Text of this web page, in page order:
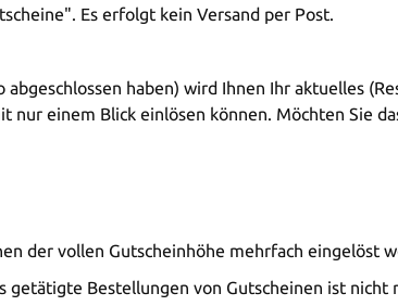
Es erfolgt kein Versand per Post.
haben) wird Ihnen Ihr aktuelles
nur einem Blick einlösen können. Möchten Sie
der vollen Gutscheinhöhe mehrfach eingelöst
getätigte Bestellungen von Gutscheinen ist nicht